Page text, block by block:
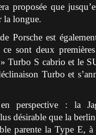
proposée que
la longue.
Porsche est
sont deux
Turbo S cabrio et le
Turbo et
perspective : la
désirable que la
parente la Type E,